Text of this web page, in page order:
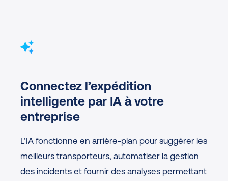
Connectez l’expédition
intelligente par IA à votre
entreprise
L’IA fonctionne en arrière-plan pour suggérer les
meilleurs transporteurs, automatiser la gestion
des incidents et fournir des analyses permettant